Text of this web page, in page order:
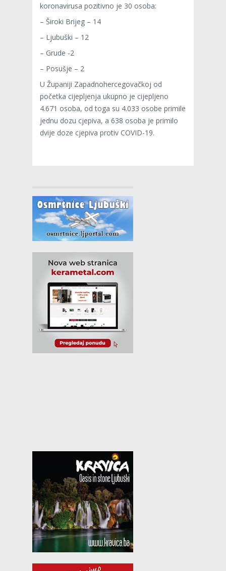
koronavirusa pozitivno je 30 osoba:
– Široki Brijeg – 14
– Ljubuški – 12
– Grude -2
– Posušje – 2
U Županiji Zapadnohercegovačkoj od
početka cijepljenja ukupno je cijepljeno
4.671 osoba, od toga su 4.033 osobe primile
jednu dozu cjepiva, a 638 osoba je primilo
dvije doze cjepiva protiv COVID-19.